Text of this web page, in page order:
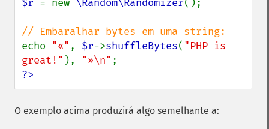
$r = new \Random\Randomizer();
echo "«" , $r->shuffleBytes( "PHP is
great!" ), "»\n"
?>
O exemplo acima produzirá algo semelhante a: